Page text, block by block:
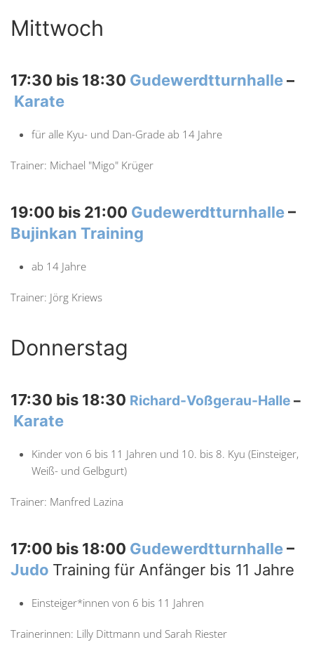
Mittwoch
17:30 bis 18:30 Gudewerdtturnhalle–
Karate
für alle Kyu- und Dan-Grade ab 14 Jahre
Trainer: Michael "Migo" Krüger
19:00 bis 21:00 Gudewerdtturnhalle–
Bujinkan Training
ab 14 Jahre
Trainer: Jörg Kriews
Donnerstag
17:30 bis 18:30 Richard-Voßgerau-Halle –
Karate
Kinder von 6 bis 11 Jahren und 10. bis 8. Kyu (Einsteiger,
Weiß- und Gelbgurt)
Trainer: Manfred Lazina
17:00 bis 18:00 Gudewerdtturnhalle–
Judo Training für Anfänger bis 11 Jahre
Einsteiger*innen von 6 bis 11 Jahren
Trainerinnen: Lilly Dittmann und Sarah Riester